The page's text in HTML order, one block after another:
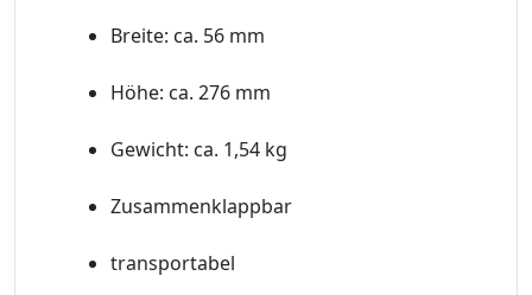
Breite: ca. 56 mm
Höhe: ca. 276 mm
Gewicht: ca. 1,54 kg
Zusammenklappbar
transportabel